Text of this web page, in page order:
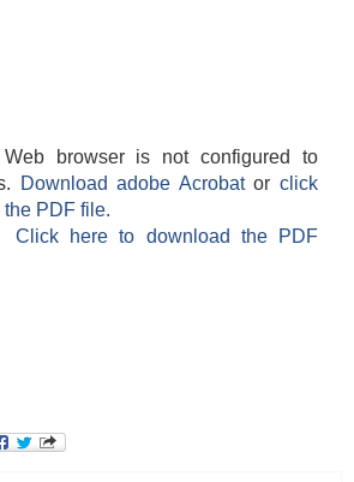
browser is not configured to
Download adobe Acrobatorclick
PDF file.
Click here to download the PDF